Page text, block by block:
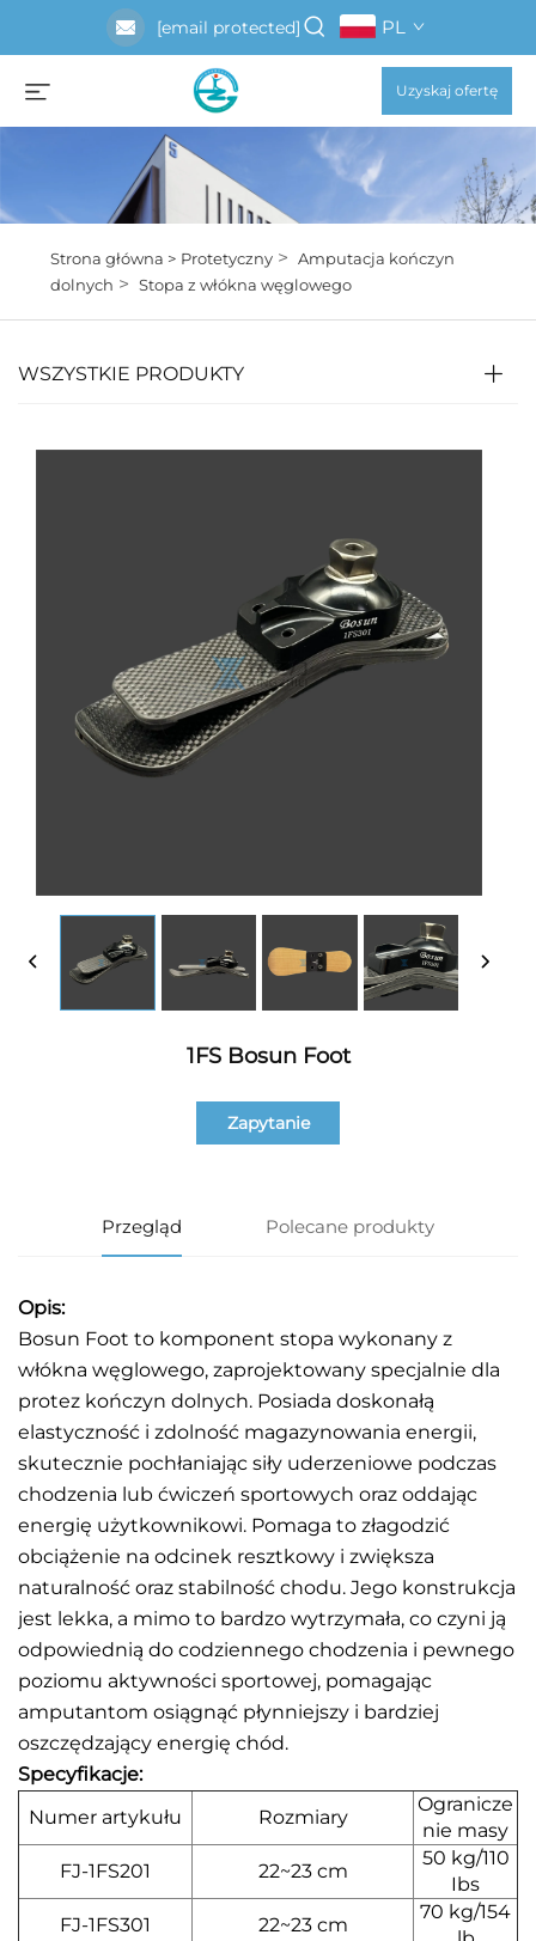
[email protected] PL
Uzyskaj ofertę
Strona główna > Protetyczny> Amputacja kończyn
dolnych > Stopa z włókna węglowego
WSZYSTKIE PRODUKTY
1FS Bosun Foot
Zapytanie
Przegląd Polecane produkty
Opis:
Bosun Foot to komponent stopa wykonany z
włókna węglowego, zaprojektowany specjalnie dla
protez kończyn dolnych. Posiada doskonałą
elastyczność i zdolność magazynowania energii,
skutecznie pochłaniając siły uderzeniowe podczas
chodzenia lub ćwiczeń sportowych oraz oddając
energię użytkownikowi. Pomaga to złagodzić
obciążenie na odcinek resztkowy i zwiększa
naturalność oraz stabilność chodu. Jego konstrukcja
jest lekka, a mimo to bardzo wytrzymała, co czyni ją
odpowiednią do codziennego chodzenia i pewnego
poziomu aktywności sportowej, pomagając
amputantom osiągnąć płynniejszy i bardziej
oszczędzający energię chód.
Specyfikacje:
Numer artykułu
Rozmiary
Ogranicze
nie masy
FJ-1FS201
22~23 cm
50 kg/110
Ibs
FJ-1FS301
22~23 cm
70 kg/154